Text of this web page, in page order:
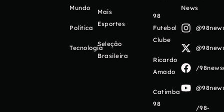
Mundo
Política
Tecnologia
Mais
Esportes
Seleção
Brasileira
98
Futebol
Clube
Ricardo
Amado
Catimba
98
News
/
/98-